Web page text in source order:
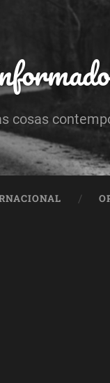
cosas